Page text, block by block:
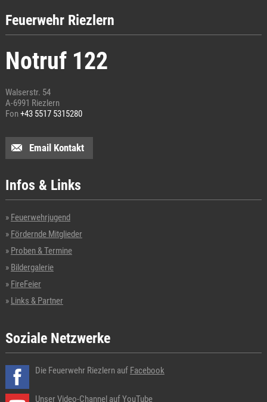
Feuerwehr Riezlern
Notruf 122
Walserstr. 54
A-6991 Riezlern
Fon+43 5517 5315280
Email Kontakt
Infos & Links
Feuerwehrjugend
Fördernde Mitglieder
Proben & Termine
Bildergalerie
FireFeier
Links & Partner
Soziale Netzwerke
Die Feuerwehr Riezlern auf Facebook
Unser Video-Channel aufYouTube